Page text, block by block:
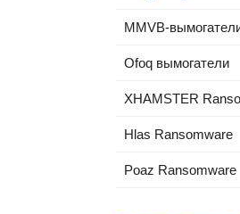
MMVB-
Ofoq вымогатели
XHAMSTER
Hlas Ransomware
Poaz Ransomware